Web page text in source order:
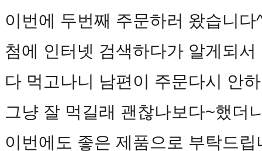
이번에 두번째 주문하러 왔습니다
첨에 인터넷 검색하다가 알게되
다 먹고나니 남편이 주문다시 안
그냥 잘 먹길래 괜찮나보다~했더
이번에도 좋은 제품으로 부탁드